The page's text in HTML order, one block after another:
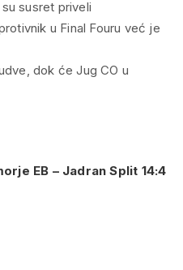
susret priveli
u Final Fouru već je
dok će Jug CO u
EB – Jadran Split 14:4